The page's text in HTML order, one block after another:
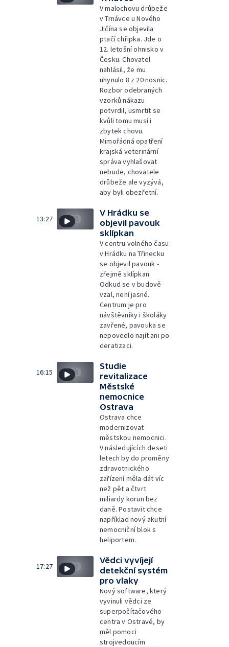
V malochovu drůbeže
v Trnávce u Nového
Jičína se objevila
ptačí chřipka. Jde o
12. letošní ohnisko v
Česku. Chovatel
nahlásil, že mu
uhynulo 8 z 20 nosnic.
Rozbor odebraných
vzorků nákazu
potvrdil, usmrtit se
kvůli tomu musí i
zbytek chovu.
Mimořádná opatření
krajská veterinární
správa vyhlašovat
nebude, chovatele
drůbeže ale vyzývá,
aby byli obezřetní.
13:27
V Hrádku se
objevil pavouk
sklípkan
V centru volného času
v Hrádku na Třinecku
se objevil pavouk -
zřejmě sklípkan.
Odkud se v budově
vzal, není jasné.
Centrum je pro
návštěvníky i školáky
zavřené, pavouka se
nepovedlo najít ani po
deratizaci.
16:15
Studie
revitalizace
Městské
nemocnice
Ostrava
Ostrava chce
modernizovat
městskou nemocnici.
V následujících deseti
letech by do proměny
zdravotnického
zařízení měla dát víc
než pět a čtvrt
miliardy korun bez
daně. Postavit chce
například nový akutní
nemocniční blok s
heliportem.
17:27
Vědci vyvíjejí
detekční systém
pro vlaky
Nový software, který
vyvinuli vědci ze
superpočítačového
centra v Ostravě, by
měl pomoci
strojvedoucím